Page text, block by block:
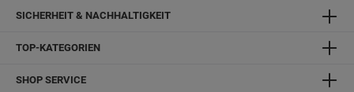
SICHERHEIT & NACHHALTIGKEIT
TOP-KATEGORIEN
SHOP SERVICE